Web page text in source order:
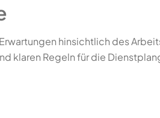
hinsichtlich des
klaren Regeln für die